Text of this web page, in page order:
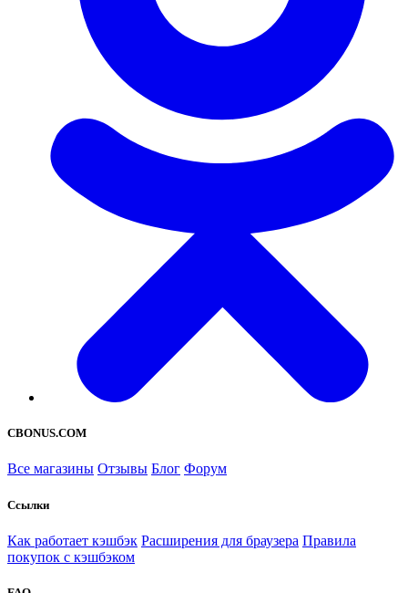
CBONUS.COM
Все магазины Отзывы Блог Форум
Ссылки
Как работает кэшбэк Расширения для браузера Правила
покупок с кэшбэком